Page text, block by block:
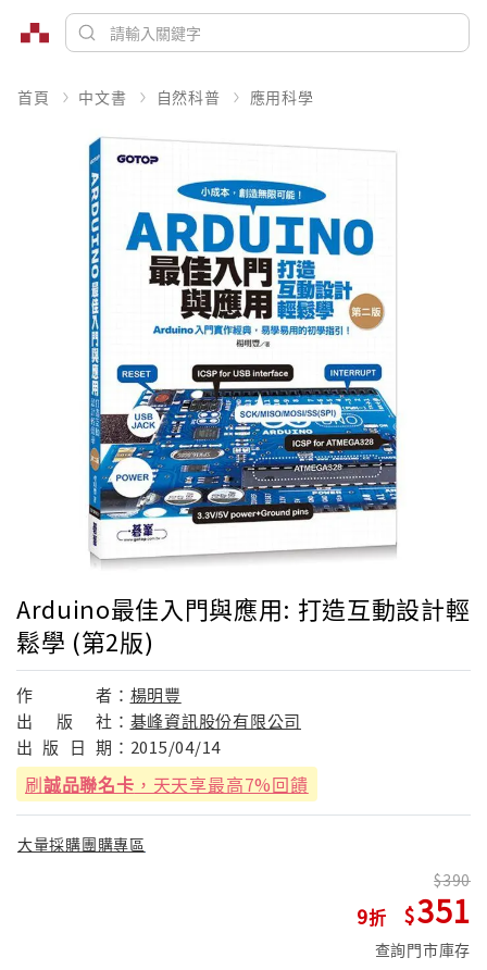
首頁 中文書 自然科普 應用科學
Arduino最佳入門與應用: 打造互動設計輕
鬆學 (第2版)
作 者： 楊明豐
出
版 社： 碁峰資訊股份有限公司
出 版 日 期： 2015/04/14
刷誠品聯名卡 ，天天享最高7%回饋
大量採購團購專區
9
390
351
查詢門市庫存